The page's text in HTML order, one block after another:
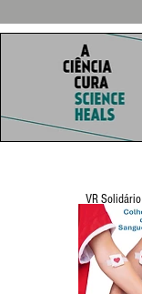
VR Solidário